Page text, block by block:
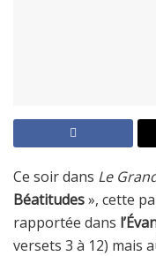
Ce soir dans Le
Béatitudes», cette
rapportée dans
versets 3 à 12) mais